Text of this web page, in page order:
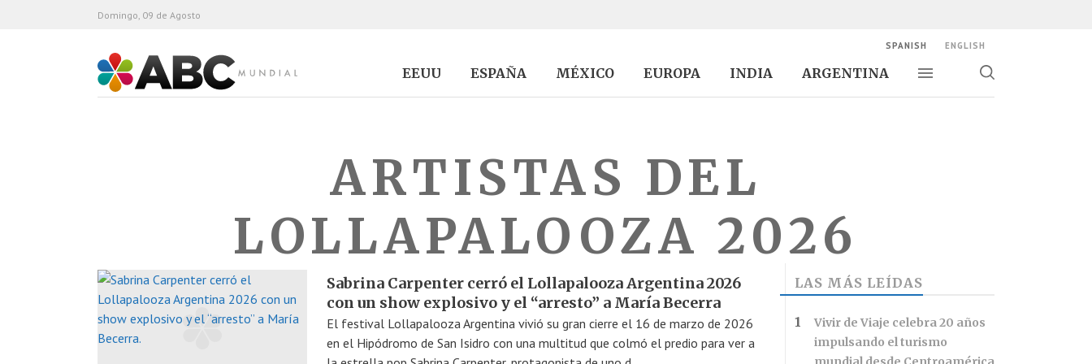
ABC Mundial
EEUU ESPAÑA MÉXICO EUROPA INDIA ARGENTINA
Alternar navegación
Alternar
Domingo, 09 de Agosto
SPANISH ENGLISH
ARTISTAS DEL
LOLLAPALOOZA 2026
Sabrina Carpenter cerró el Lollapalooza Argentina 2026
con un show explosivo y el “arresto” a María Becerra
El festival Lollapalooza Argentina vivió su gran cierre el 16 de marzo de 2026
en el Hipódromo de San Isidro con una multitud que colmó el predio para ver a
LAS MÁS LEÍDAS
Vivir de Viaje celebra 20 años
impulsando el turismo